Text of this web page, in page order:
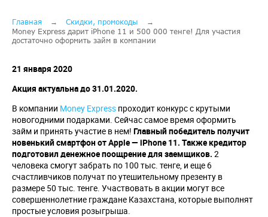
Строка
навигации
Главная
Скидки, промокоды
Money Express дарит iPhone 11 и 500 000 тенге! Для участия
достаточно оформить займ в компании
21 января 2020
Акция актуальна до 31.01.2020.
В компании Money Express проходит конкурс с крутыми
новогодними подарками. Сейчас самое время оформить
займ и принять участие в нем! Главный победитель получит
новенький смартфон отApple— iPhone11. Также кредитор
подготовил денежное поощрение для заемщиков. 2
человека смогут забрать по 100 тыс. тенге, и еще 6
счастливчиков получат по утешительному презенту в
размере 50 тыс. тенге. Участвовать в акции могут все
совершеннолетние граждане Казахстана, которые выполнят
простые условия розыгрыша.